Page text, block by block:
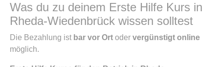
Was du zu deinem Erste Hilfe Kurs in
Rheda-Wiedenbrück wissen solltest
Die Bezahlung ist bar vor Ort oder vergünstigt online
möglich.